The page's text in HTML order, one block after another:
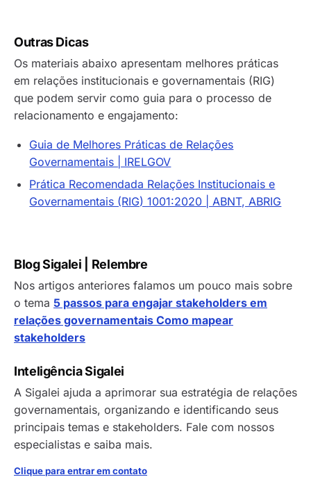
Outras Dicas
Os materiais abaixo apresentam melhores práticas
em relações institucionais e governamentais (RIG)
que podem servir como guia para o processo de
relacionamento e engajamento:
Guia de Melhores Práticas de Relações
Governamentais | IRELGOV
Prática Recomendada Relações Institucionais e
Governamentais (RIG) 1001:2020 | ABNT, ABRIG
Blog Sigalei | Relembre
Nos artigos anteriores falamos um pouco mais sobre
o tema 5 passos para engajar stakeholders em
relações governamentais Como mapear
stakeholders
Inteligência Sigalei
A Sigalei ajuda a aprimorar sua estratégia de relações
governamentais, organizando e identificando seus
principais temas e stakeholders. Fale com nossos
especialistas e saiba mais.
Clique para entrar em contato